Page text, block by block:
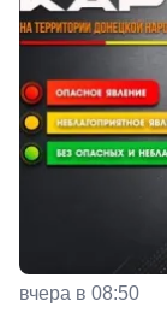
вчера в 08:50